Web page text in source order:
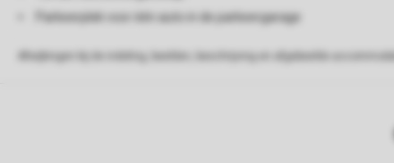
Parkeerplek voor één auto in de parkeergarage